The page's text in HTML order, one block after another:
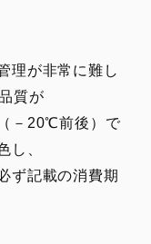
理が非常に難し
質が
－20℃前後）で
し、
ず記載の消費期